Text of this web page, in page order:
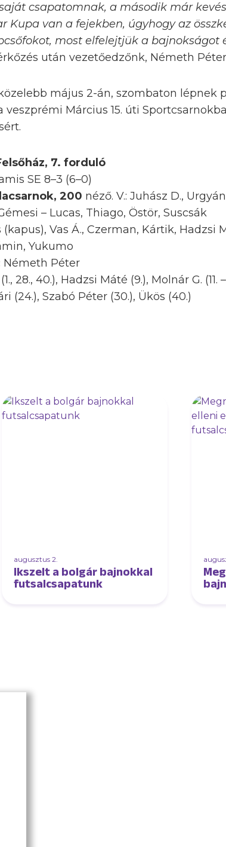
csapatomnak, a második már
Kupa van a fejekben, úgyhogy az
most elfelejtjük a
után vezetőedzőnk, Németh
május 2-án, szombaton lépnek
veszprémi Március 15. úti
7. forduló
SE 8–3 (6–0)
200 néző. V.: Juhász D.,
– Lucas, Thiago, Östör, Suscsák
(kapus), Vas Á., Czerman, Kártik, Hadzsi
Yukumo
Németh Péter
28., 40.), Hadzsi Máté (9.), Molnár G. (11.
(24.), Szabó Péter (30.), Ükös (40.)
augusztus 2.
Ikszelt a bolgár bajnokkal
futsalcsapatunk